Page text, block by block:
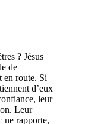
? Jésus
de
en route. Si
d’eux
leur
Leur
ne rapporte,